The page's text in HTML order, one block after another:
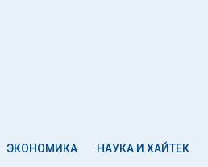
ЭКОНОМИКА НАУКА И ХАЙТЕК